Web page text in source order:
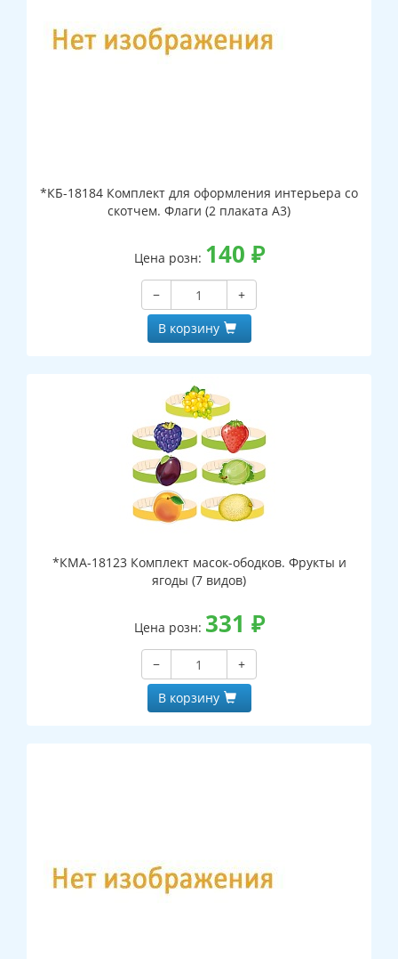
*КБ-18184 Комплект для оформления интерьера со
скотчем. Флаги (2 плаката А3)
Цена розн: 140 ₽
−
+
В корзину
*КМА-18123 Комплект масок-ободков. Фрукты и
ягоды (7 видов)
Цена розн: 331 ₽
−
+
В корзину